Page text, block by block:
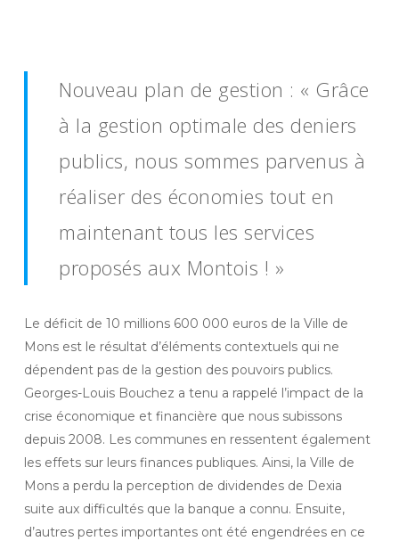
Nouveau plan de gestion : « Grâce
à la gestion optimale des deniers
publics, nous sommes parvenus à
réaliser des économies tout en
maintenant tous les services
proposés aux Montois ! »
Le déficit de 10 millions 600 000 euros de la Ville de
Mons est le résultat d’éléments contextuels qui ne
dépendent pas de la gestion des pouvoirs publics.
Georges-Louis Bouchez a tenu a rappelé l’impact de la
crise économique et financière que nous subissons
depuis 2008. Les communes en ressentent également
les effets sur leurs finances publiques. Ainsi, la Ville de
Mons a perdu la perception de dividendes de Dexia
suite aux difficultés que la banque a connu. Ensuite,
d’autres pertes importantes ont été engendrées en ce